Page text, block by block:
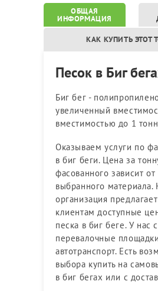
ОБЩАЯ
ИНФОРМАЦИЯ
КАК КУПИТЬ ЭТОТ
Песок в Биг
Биг бег -
увеличенный
вместимостью до 1
Оказываем услуги по
в биг беги. Цена за
фасованного зависит
выбранного материала.
организация
клиентам доступные
песка в биг беге. У нас
перевалочные
автотранспорт. Есть
выбора купить на
в биг бегах или с